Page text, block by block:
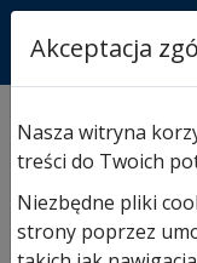
Hormann LPU42
L
Akceptacja
Nasza witryna
treści do Twoich
Niezbędne pliki
strony poprzez